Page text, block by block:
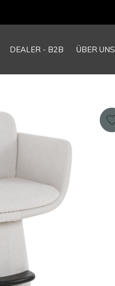
DEALER - B2B ÜBER UNS